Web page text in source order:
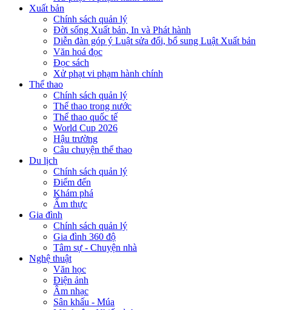
Xuất bản
Chính sách quản lý
Đời sống Xuất bản, In và Phát hành
Diễn đàn góp ý Luật sửa đổi, bổ sung Luật Xuất bản
Văn hoá đọc
Đọc sách
Xử phạt vi phạm hành chính
Thể thao
Chính sách quản lý
Thể thao trong nước
Thể thao quốc tế
World Cup 2026
Hậu trường
Câu chuyện thể thao
Du lịch
Chính sách quản lý
Điểm đến
Khám phá
Ẩm thực
Gia đình
Chính sách quản lý
Gia đình 360 độ
Tâm sự - Chuyện nhà
Nghệ thuật
Văn học
Điện ảnh
Âm nhạc
Sân khấu - Múa